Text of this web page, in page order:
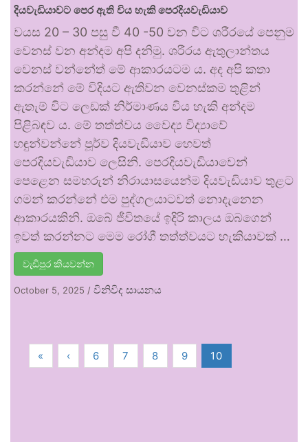
දියවැඩියාවට පෙර ඇති විය හැකි පෙරදියවැඩියාව
වයස 20 – 30 පසු වී 40 -50 වන විට ශරීරයේ පෙනුම
වෙනස් වන අන්දම අපි දනිමු. ශරීරය ඇතුලාන්තය
වෙනස් වන්නේත් මේ ආකාරයටම ය. අද අපි කතා
කරන්නේ මේ විදියට ඇතිවන වෙනස්කම තුළින්
ඇතැම් විට ලෙඩක් නිර්මාණය විය හැකි අන්දම
පිළිබඳව ය. මේ තත්ත්වය වෛද්‍ය විද්‍යාවේ
හඳුන්වන්නේ පූර්ව දියවැඩියාව හෙවත්
පෙරදියවැඩියාව ලෙසිනි. පෙරදියවැඩියාවෙන්
පෙළෙන සමහරුන් නිරායාසයෙන්ම දියවැඩියාව තුළට
ගමන් කරන්නේ එම පුද්ගලයාටවත් නොදැනෙන
ආකාරයකිනි. ඔබේ ජීවිතයේ ඉදිරි කාලය ඔබගෙන්
ඉවත් කරන්නට මෙම රෝගී තත්ත්වයට හැකියාවක් …
වැඩිපුර කියවන්න
October 5, 2025 / විනිවිද සායනය
« ‹ 6 7 8 9 10